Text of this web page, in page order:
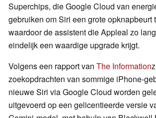
Superchips, die Google Cloud van
gebruiken om Siri een grote opknapbeurt
waardoor de assistent die Appleal zo
eindelijk een waardige upgrade krijgt.
Volgens een rapport van The Information
zoekopdrachten van sommige iPhone-
nieuwe Siri via Google Cloud worden
uitgevoerd op een gelicentieerde versie